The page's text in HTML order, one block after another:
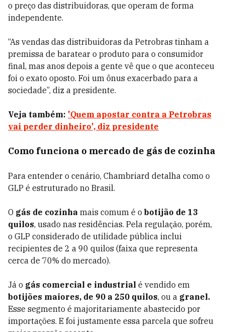
o preço das distribuidoras, que operam de forma
independente.
“As vendas das distribuidoras da Petrobras tinham a
premissa de baratear o produto para o consumidor
final, mas anos depois a gente vê que o que aconteceu
foi o exato oposto. Foi um ônus exacerbado para a
sociedade”, diz a presidente.
Veja também: 'Quem apostar contra a Petrobras
vai perder dinheiro', diz presidente
Como funciona o mercado de gás de cozinha
Para entender o cenário, Chambriard detalha como o
GLP é estruturado no Brasil.
O gás de cozinha mais comum é o botijão de 13
quilos, usado nas residências. Pela regulação, porém,
o GLP considerado de utilidade pública inclui
recipientes de 2 a 90 quilos (faixa que representa
cerca de 70% do mercado).
Já o gás comercial e industrial é vendido em
botijões maiores, de 90 a 250 quilos, ou a granel.
Esse segmento é majoritariamente abastecido por
importações. E foi justamente essa parcela que sofreu